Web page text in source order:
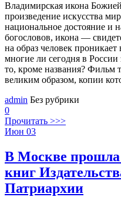
Владимирская икона
произведение искусства
национальное достояние и
богословов, икона —
на образ человек
многие ли сегодня в
то, кроме названия? Фильм
великим образом, копии
admin Без рубрики
0
Прочитать >>>
Июн 03
В Москве прошла
книг
Патриархии